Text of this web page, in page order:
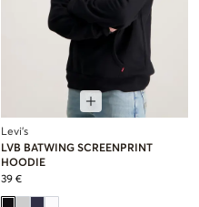
Levi's
LVB BATWING SCREENPRINT
HOODIE
39 €